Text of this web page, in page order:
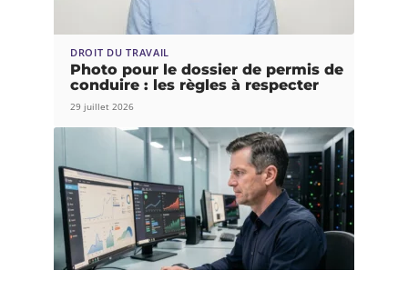
DROIT DU TRAVAIL
Photo pour le dossier de permis de
conduire : les règles à respecter
29 juillet 2026